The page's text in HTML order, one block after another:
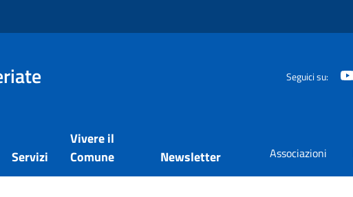
Seguici su:
Servizi
Vivere il
Comune
Newsletter Associazioni